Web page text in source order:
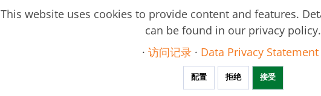
This website uses cookies to provide content and features.
can be found in our privacy policy.
· 访问记录· Data Privacy Statement
配置 拒绝 接受